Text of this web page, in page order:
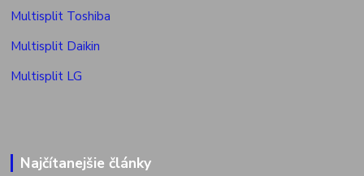
Multisplit Toshiba
Multisplit Daikin
Multisplit LG
Najčítanejšie články